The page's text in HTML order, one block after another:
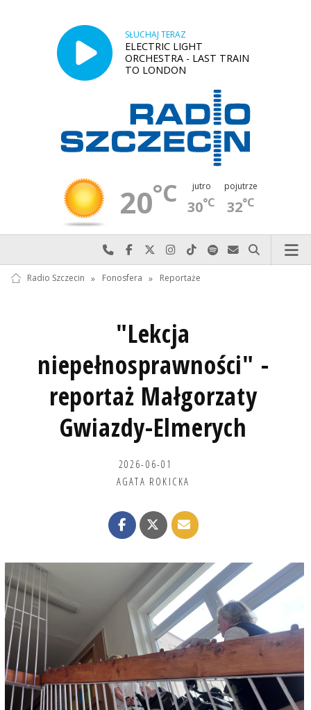
SŁUCHAJ TERAZ
ELECTRIC LIGHT
ORCHESTRA - LAST TRAIN
TO LONDON
20°C jutro
30°C
pojutrze
32°C
Najlepiej po prostu do nas zadzwoń
Odwiedź nas na Facebook-u
Odwiedź nas na X
Odwiedź nas na Instagram-ie
Odwiedź nas na TikTok-u
Szukaj nas na Spotify
Wyślij do nas
Szukaj
Radio Szczecin » Fonosfera » Reportaże
"Lekcja
niepełnosprawności" -
reportaż Małgorzaty
Gwiazdy-Elmerych
2026-06-01
AGATA ROKICKA